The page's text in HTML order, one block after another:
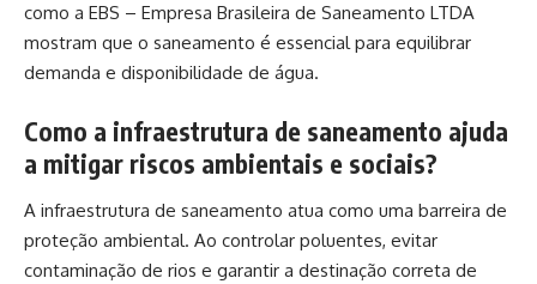
como a EBS – Empresa Brasileira de Saneamento LTDA
mostram que o saneamento é essencial para equilibrar
demanda e disponibilidade de água.
Como a infraestrutura de saneamento ajuda
a mitigar riscos ambientais e sociais?
A infraestrutura de saneamento atua como uma barreira de
proteção ambiental. Ao controlar poluentes, evitar
contaminação de rios e garantir a destinação correta de